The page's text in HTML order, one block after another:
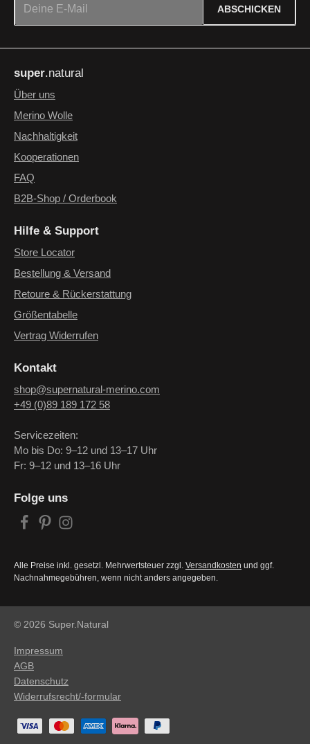
ABSCHICKEN
genommen und die
einverstanden.
Die mit einem Stern (*) markierten Felder sind Pflichtfelder.
Folge uns
Alle Preise inkl. gesetzl. Mehrwertsteuer zzgl. Versandkosten und ggf.
Nachnahmegebühren, wenn nicht anders angegeben.
super.natural
Über uns
Merino Wolle
Nachhaltigkeit
Kooperationen
FAQ
B2B-Shop / Orderbook
Hilfe & Support
Store Locator
Bestellung & Versand
Retoure & Rückerstattung
Größentabelle
Vertrag Widerrufen
Kontakt
shop@supernatural-merino.com
+49 (0)89 189 172 58
Servicezeiten:
Mo bis Do: 9–12 und 13–17 Uhr
Fr: 9–12 und 13–16 Uhr
© 2026 Super.Natural
Impressum
AGB
Datenschutz
Widerrufsrecht/-formular